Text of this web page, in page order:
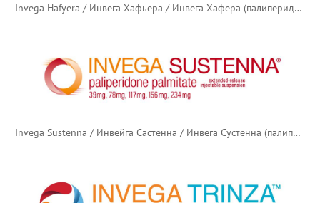
Invega Hafyera / Инвега Хафьера / Инвега Хафера (палиперидона пальмитат)
Invega Sustenna / Инвейга Састенна / Инвега Сустенна (палиперидона пальмитат)